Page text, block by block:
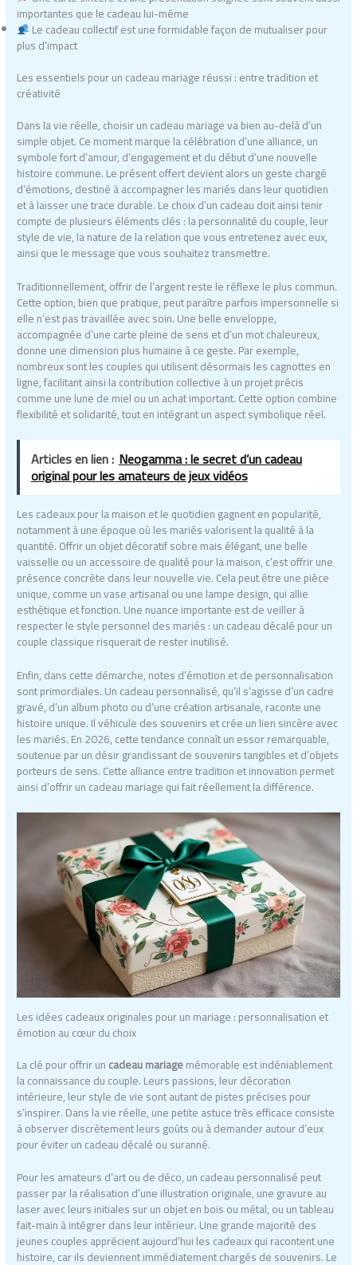
importantes que le cadeau lui-même
Le cadeau collectif est une formidable façon de mutualiser pour
plus d’impact
Les essentiels pour un cadeau mariage réussi : entre tradition et
créativité
Dans la vie réelle, choisir un cadeau mariage va bien au-delà d’un
simple objet. Ce moment marque la célébration d’une alliance, un
symbole fort d’amour, d’engagement et du début d’une nouvelle
histoire commune. Le présent offert devient alors un geste chargé
d’émotions, destiné à accompagner les mariés dans leur quotidien
et à laisser une trace durable. Le choix d’un cadeau doit ainsi tenir
compte de plusieurs éléments clés : la personnalité du couple, leur
style de vie, la nature de la relation que vous entretenez avec eux,
ainsi que le message que vous souhaitez transmettre.
Traditionnellement, offrir de l’argent reste le réflexe le plus commun.
Cette option, bien que pratique, peut paraître parfois impersonnelle si
elle n’est pas travaillée avec soin. Une belle enveloppe,
accompagnée d’une carte pleine de sens et d’un mot chaleureux,
donne une dimension plus humaine à ce geste. Par exemple,
nombreux sont les couples qui utilisent désormais les cagnottes en
ligne, facilitant ainsi la contribution collective à un projet précis
comme une lune de miel ou un achat important. Cette option combine
flexibilité et solidarité, tout en intégrant un aspect symbolique réel.
Articles en lien : Neogamma : le secret d’un cadeau
original pour les amateurs de jeux vidéos
Les cadeaux pour la maison et le quotidien gagnent en popularité,
notamment à une époque où les mariés valorisent la qualité à la
quantité. Offrir un objet décoratif sobre mais élégant, une belle
vaisselle ou un accessoire de qualité pour la maison, c’est offrir une
présence concrète dans leur nouvelle vie. Cela peut être une pièce
unique, comme un vase artisanal ou une lampe design, qui allie
esthétique et fonction. Une nuance importante est de veiller à
respecter le style personnel des mariés : un cadeau décalé pour un
couple classique risquerait de rester inutilisé.
Enfin, dans cette démarche, notes d’émotion et de personnalisation
sont primordiales. Un cadeau personnalisé, qu’il s’agisse d’un cadre
gravé, d’un album photo ou d’une création artisanale, raconte une
histoire unique. Il véhicule des souvenirs et crée un lien sincère avec
les mariés. En 2026, cette tendance connaît un essor remarquable,
soutenue par un désir grandissant de souvenirs tangibles et d’objets
porteurs de sens. Cette alliance entre tradition et innovation permet
ainsi d’offrir un cadeau mariage qui fait réellement la différence.
Les idées cadeaux originales pour un mariage : personnalisation et
émotion au cœur du choix
La clé pour offrir uncadeau mariagemémorable est indéniablement
la connaissance du couple. Leurs passions, leur décoration
intérieure, leur style de vie sont autant de pistes précises pour
s’inspirer. Dans la vie réelle, une petite astuce très efficace consiste
à observer discrètement leurs goûts ou à demander autour d’eux
pour éviter un cadeau décalé ou suranné.
Pour les amateurs d’art ou de déco, un cadeau personnalisé peut
passer par la réalisation d’une illustration originale, une gravure au
laser avec leurs initiales sur un objet en bois ou métal, ou un tableau
fait-main à intégrer dans leur intérieur. Une grande majorité des
jeunes couples apprécient aujourd’hui les cadeaux qui racontent une
histoire, car ils deviennent immédiatement chargés de souvenirs. Le